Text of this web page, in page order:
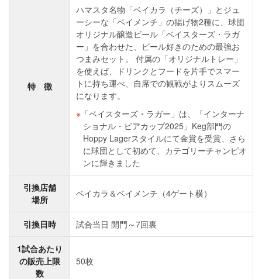
特 徴
ハマスタ名物「ベイカラ（チーズ）」とジュ
ーシーな「ベイメンチ」の揚げ物2種に、球団
オリジナル醸造ビール「ベイスターズ・ラガ
ー」を合わせた、ビール好きのための最強お
つまみセット。 付属の「オリジナルトレー」
を使えば、ドリンクとフードを片手でスマー
トに持ち運べ、自席での観戦がよりスムーズ
になります。
「ベイスターズ・ラガー」は、「インターナ
ショナル・ビアカップ2025」Keg部門の
Hoppy Lagerスタイルにて金賞を受賞、さら
に球団として初めて、カテゴリーチャンピオ
ンに輝きました
引換店舗
場所
ベイカラ＆ベイメンチ（4ゲート横）
引換日時 試合当日 開門～7回裏
1試合あたり
の販売上限
数
50枚